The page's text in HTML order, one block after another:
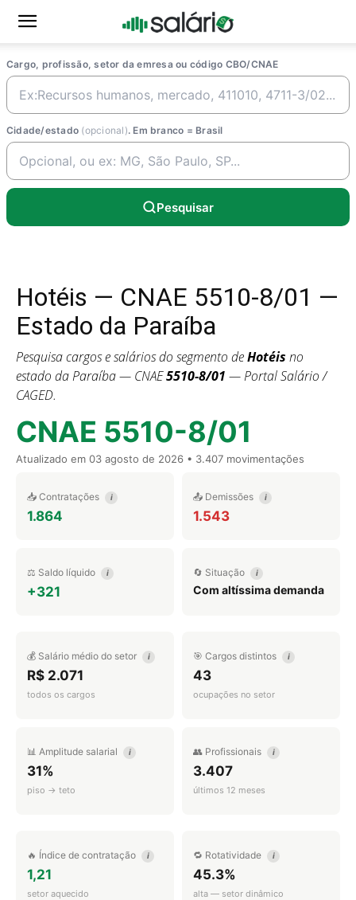
Cargo, profissão, setor da emresa ou código CBO/CNAE
Cidade/estado (opcional). Em branco = Brasil
Pesquisar
Hotéis — CNAE 5510-8/01 —
Estado da Paraíba
Pesquisa cargos e salários do segmento deHotéis no
estado da Paraíba — CNAE5510-8/01 — Portal Salário /
CAGED.
CNAE 5510-8/01
Atualizado em 03 agosto de 2026 • 3.407 movimentações
📥 Contratações i
1.864
📤 Demissões i
1.543
⚖️ Saldo líquido i
+321
🔄 Situação i
Com altíssima demanda
💰 Salário médio do setor i
R$ 2.071
todos os cargos
🎯 Cargos distintos i
43
ocupações no setor
📊 Amplitude salarial i
31%
piso → teto
👥 Profissionais i
3.407
últimos 12 meses
🔥 Índice de contratação i
1,21
setor aquecido
🔁 Rotatividade i
45.3%
alta — setor dinâmico